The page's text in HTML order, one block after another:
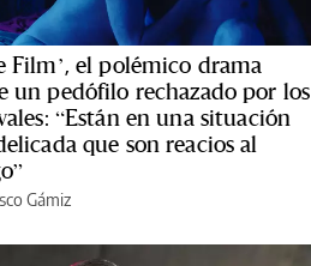
Film’, el polémico drama
un pedófilo rechazado por los
“Están en una situación
que son reacios al
Gámiz